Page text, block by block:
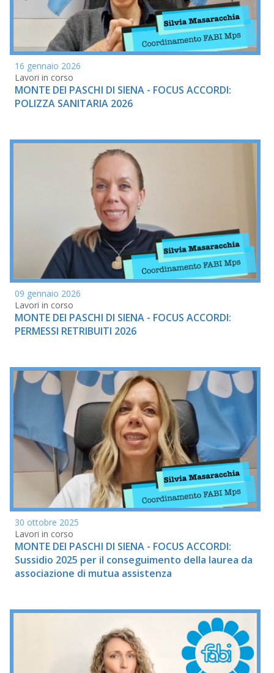
16 gennaio 2026
Lavori in corso
MONTE DEI PASCHI DI SIENA - FOCUS ACCORDI:
POLIZZA SANITARIA 2026
09 gennaio 2026
Lavori in corso
MONTE DEI PASCHI DI SIENA - FOCUS ACCORDI:
PERMESSI RETRIBUITI 2026
30 ottobre 2025
Lavori in corso
MONTE DEI PASCHI DI SIENA - FOCUS ACCORDI:
Sussidio 2025 per il conseguimento della laurea da
associazione di mutua assistenza